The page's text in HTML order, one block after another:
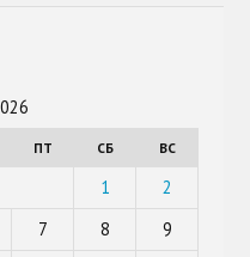
ПТ СБ ВС
1
2
7 8
9